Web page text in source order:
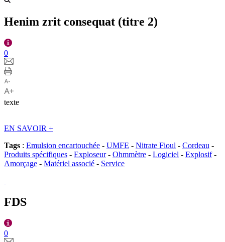
Henim zrit consequat (titre 2)
0
texte
EN SAVOIR +
Tags : Emulsion encartouchée - UMFE - Nitrate Fioul - Cordeau -
Produits spécifiques - Exploseur- Ohmmètre - Logiciel - Explosif-
Amorçage - Matériel associé - Service
FDS
0